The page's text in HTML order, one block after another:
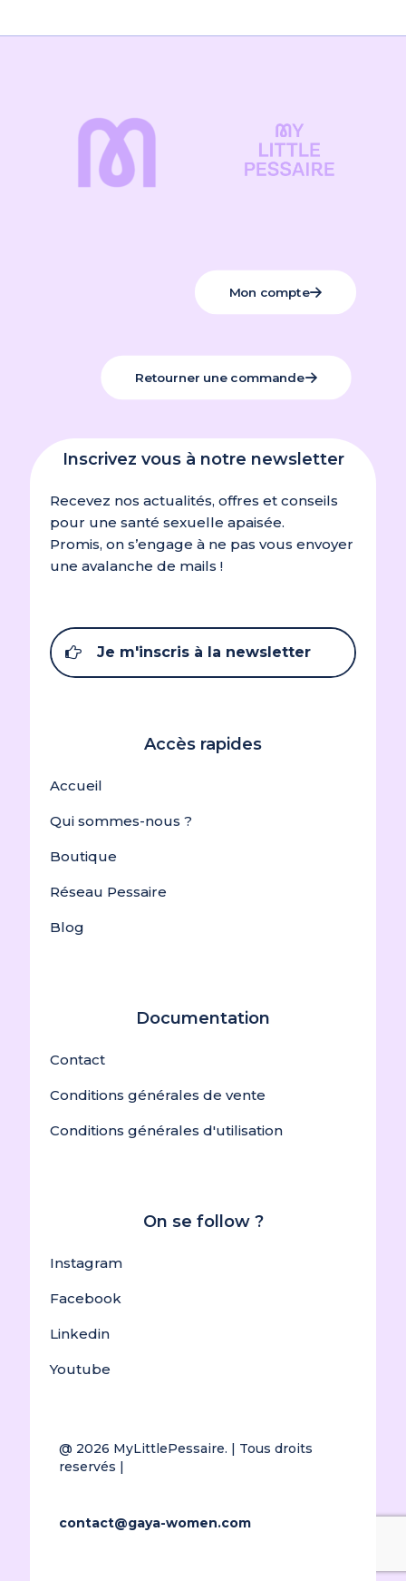
Mon compte
Retourner une commande
Inscrivez vous à notre newsletter
Recevez nos actualités, offres et conseils
pour une santé sexuelle apaisée.
Promis, on s’engage à ne pas vous envoyer
une avalanche de mails !
Je m'inscris à la newsletter
Accès rapides
Accueil
Qui sommes-nous ?
Boutique
Réseau Pessaire
Blog
Documentation
Contact
Conditions générales de vente
Conditions générales d'utilisation
On se follow ?
Instagram
Facebook
Linkedin
Youtube
@ 2026 MyLittlePessaire. | Tous droits
reservés |
contact@gaya-women.com